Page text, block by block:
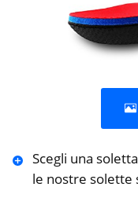
Scegli una
le nostre solette